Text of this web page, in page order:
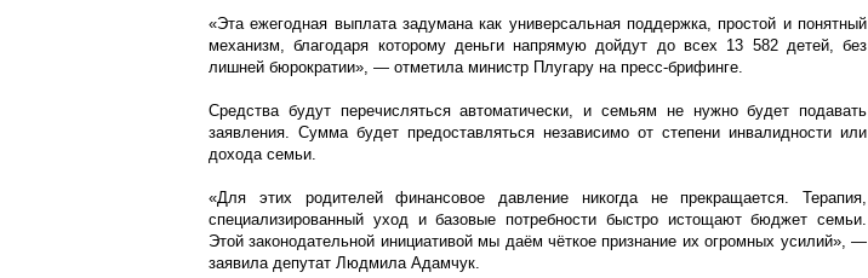
«Эта ежегодная выплата задумана как универсальная поддержка, простой и понятный
механизм, благодаря которому деньги напрямую дойдут до всех 13 582 детей, без
лишней бюрократии», — отметила министр Плугару на пресс-брифинге.
Средства будут перечисляться автоматически, и семьям не нужно будет подавать
заявления. Сумма будет предоставляться независимо от степени инвалидности или
дохода семьи.
«Для этих родителей финансовое давление никогда не прекращается. Терапия,
специализированный уход и базовые потребности быстро истощают бюджет семьи.
Этой законодательной инициативой мы даём чёткое признание их огромных усилий», —
заявила депутат Людмила Адамчук.